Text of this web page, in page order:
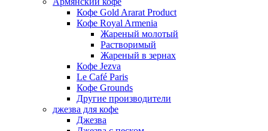
Кофе Gold Ararat Product
Кофе Royal Armenia
Жареный молотый
Растворимый
Жареный в зернах
Кофе Jezva
Le Café Paris
Кофе Grounds
Другие производители
джезва для кофе
Джезва